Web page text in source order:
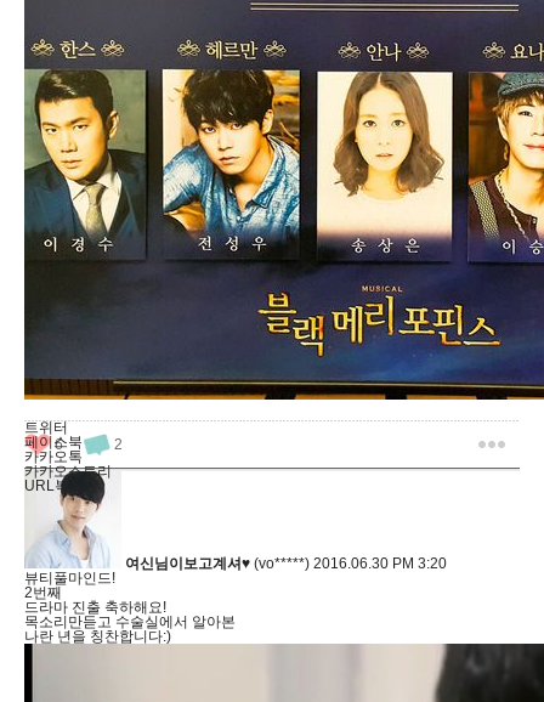
6 2
트위터
페이스북
카카오톡
카카오스토리
URL복사
여신님이보고계셔♥ (vo*****) 2016.06.30 PM 3:20
뷰티풀마인드!
2번째
드라마 진출 축하해요!
목소리만듣고 수술실에서 알아본
나란 년을 칭찬합니다:)